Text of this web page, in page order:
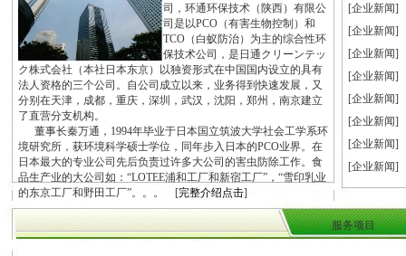
司，环通环保技术（陕西）有限公
司是以PCO（有害生物控制）和
TCO（白蚁防治）为主的综合性环
保技术公司，是日通クリーンテッ
ク株式会社（本社日本东京）以独资形式在中国国内设立的具有
法人资格的三个公司。自公司成立以来，业务得到快速发展，又
分别在天津，成都，重庆，深圳，武汉，沈阳，郑州，南京建立
了直营分支机构。
董事长秦万通，1994年毕业于日本国立筑波大学社会工学系环
境研究所，获环境科学硕士学位，同年步入日本的PCO业界。在
日本最大的专业公司先后负责过许多大公司的害虫防除工作。食
品生产业的大公司如：“LOTEE浦和工厂和新宿工厂”， “雪印乳业
的东京工厂和野田工厂”。。。 [完整介绍点击]
[企业新闻]
[企业新闻]
[企业新闻]
[企业新闻]
[企业新闻]
[企业新闻]
[企业新闻]
[企业新闻]
服务项目